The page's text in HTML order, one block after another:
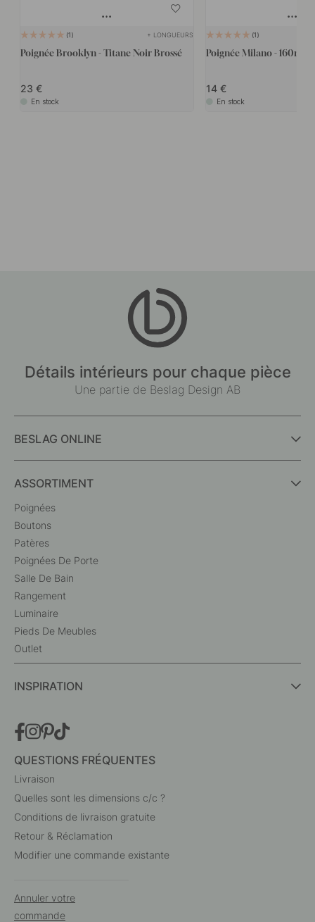
1 + LONGUEURS
Poignée Brooklyn - Titane Noir Brossé
23
En stock
1
Poignée Milano - 160mm
14
En stock
Détails intérieurs pour chaque pièce
Une partie de Beslag Design AB
BESLAG ONLINE
ASSORTIMENT
Poignées
Boutons
Patères
Poignées De Porte
Salle De Bain
Rangement
Luminaire
Pieds De Meubles
Outlet
INSPIRATION
QUESTIONS FRÉQUENTES
Livraison
Quelles sont les dimensions c/c ?
Conditions de livraison gratuite
Retour & Réclamation
Modifier une commande existante
Annuler votre
commande